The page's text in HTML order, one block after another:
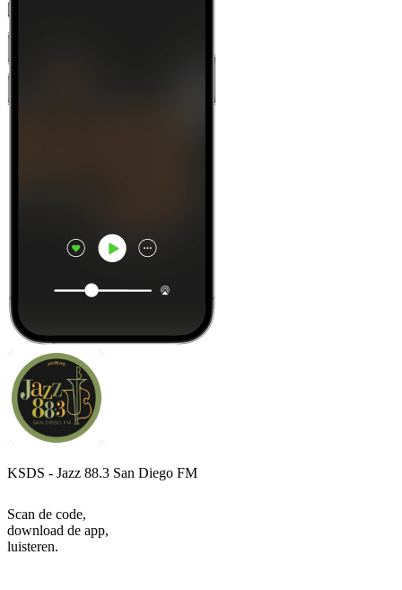
KSDS - Jazz 88.3 San Diego FM
Scan de code,
download de app,
luisteren.